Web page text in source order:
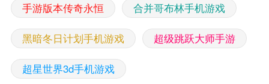
手游版本传奇永恒 合并哥布林手机游戏
黑暗冬日计划手机游戏 超级跳跃大师手游
超星世界3d手机游戏